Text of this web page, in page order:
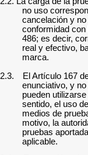
no uso
cancelación y
conformidad con
486; es decir,
real y efectivo,
marca.
2.3.
El Artículo 167
enunciativo, y
pueden
sentido, el uso
medios de
motivo, la
pruebas
aplicable.